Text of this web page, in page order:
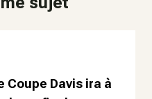
Coupe Davis ira à